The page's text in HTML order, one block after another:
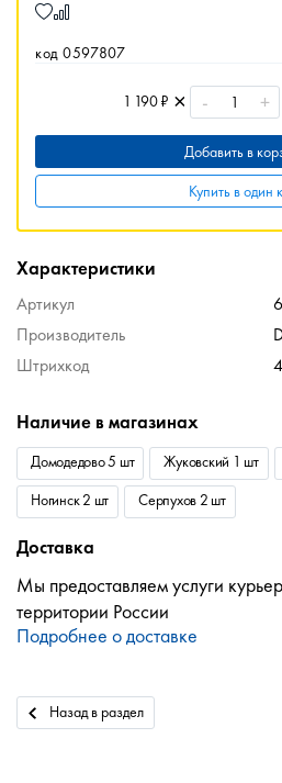
код 0597807
1 190 ₽ - +
Добавить в
Купить в один
Характеристики
Артикул
Производитель
Штрихкод
Наличие в магазинах
Домодедово 5 шт Жуковский 1 шт
Ногинск 2 шт Серпухов 2 шт
Доставка
Мы предоставляем услуги
территории России
Подробнее о доставке
Назад в раздел